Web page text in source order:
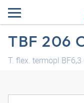
TBF 206
T. flex. termopl